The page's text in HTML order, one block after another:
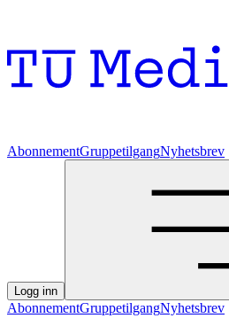
AbonnementGruppetilgangNyhetsbrev
Logg inn
AbonnementGruppetilgangNyhetsbrev